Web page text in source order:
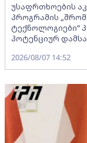
უსაფრთხოების
პროგრამის
ტექნოლოგიები“
პოტენციურ
2026/08/07 14:52